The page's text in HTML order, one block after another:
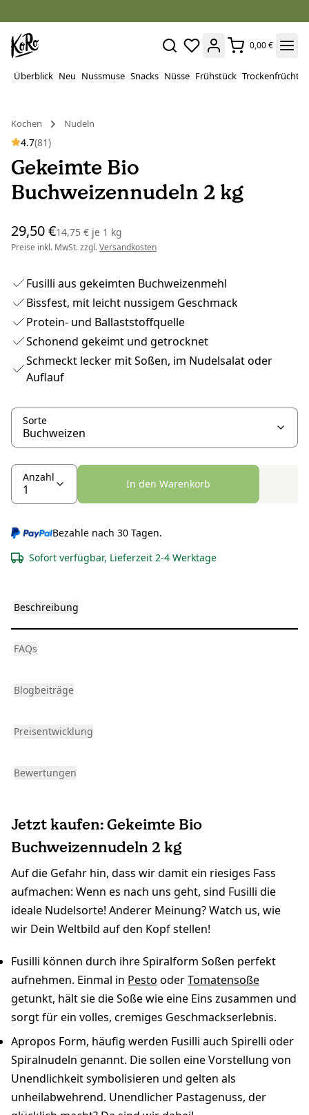
0,00 €
Überblick Neu Nussmuse Snacks Nüsse Frühstück Trockenfrüchte
Kochen
Nudeln
4.7(81)
Gekeimte Bio
Buchweizennudeln 2 kg
29,50 €14,75 € je 1 kg
Preise inkl. MwSt. zzgl.Versandkosten
Fusilli aus gekeimten Buchweizenmehl
Bissfest, mit leicht nussigem Geschmack
Protein- und Ballaststoffquelle
Schonend gekeimt und getrocknet
Schmeckt lecker mit Soßen, im Nudelsalat oder
Auflauf
Sorte
Anzahl
In den Warenkorb
Bezahle nach 30 Tagen.
Sofort verfügbar, Lieferzeit 2-4 Werktage
Beschreibung
FAQs
Blogbeiträge
Preisentwicklung
Bewertungen
Jetzt kaufen: Gekeimte Bio
Buchweizennudeln 2 kg
Auf die Gefahr hin, dass wir damit ein riesiges Fass
aufmachen: Wenn es nach uns geht, sind Fusilli die
ideale Nudelsorte! Anderer Meinung? Watch us, wie
wir Dein Weltbild auf den Kopf stellen!
Fusilli können durch ihre Spiralform Soßen perfekt
aufnehmen. Einmal in Pesto oderTomatensoße
getunkt, hält sie die Soße wie eine Eins zusammen und
sorgt für ein volles, cremiges Geschmackserlebnis.
Apropos Form, häufig werden Fusilli auch Spirelli oder
Spiralnudeln genannt. Die sollen eine Vorstellung von
Unendlichkeit symbolisieren und gelten als
unheilabwehrend. Unendlicher Pastagenuss, der